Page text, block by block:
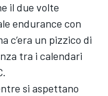
il due volte
endurance con
c’era un pizzico di
tra i calendari
si aspettano